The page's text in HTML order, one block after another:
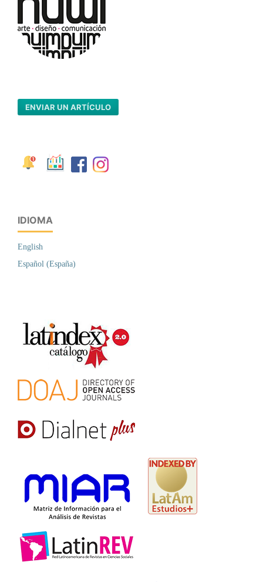
ENVIAR UN ARTÍCULO
IDIOMA
English
Español (España)